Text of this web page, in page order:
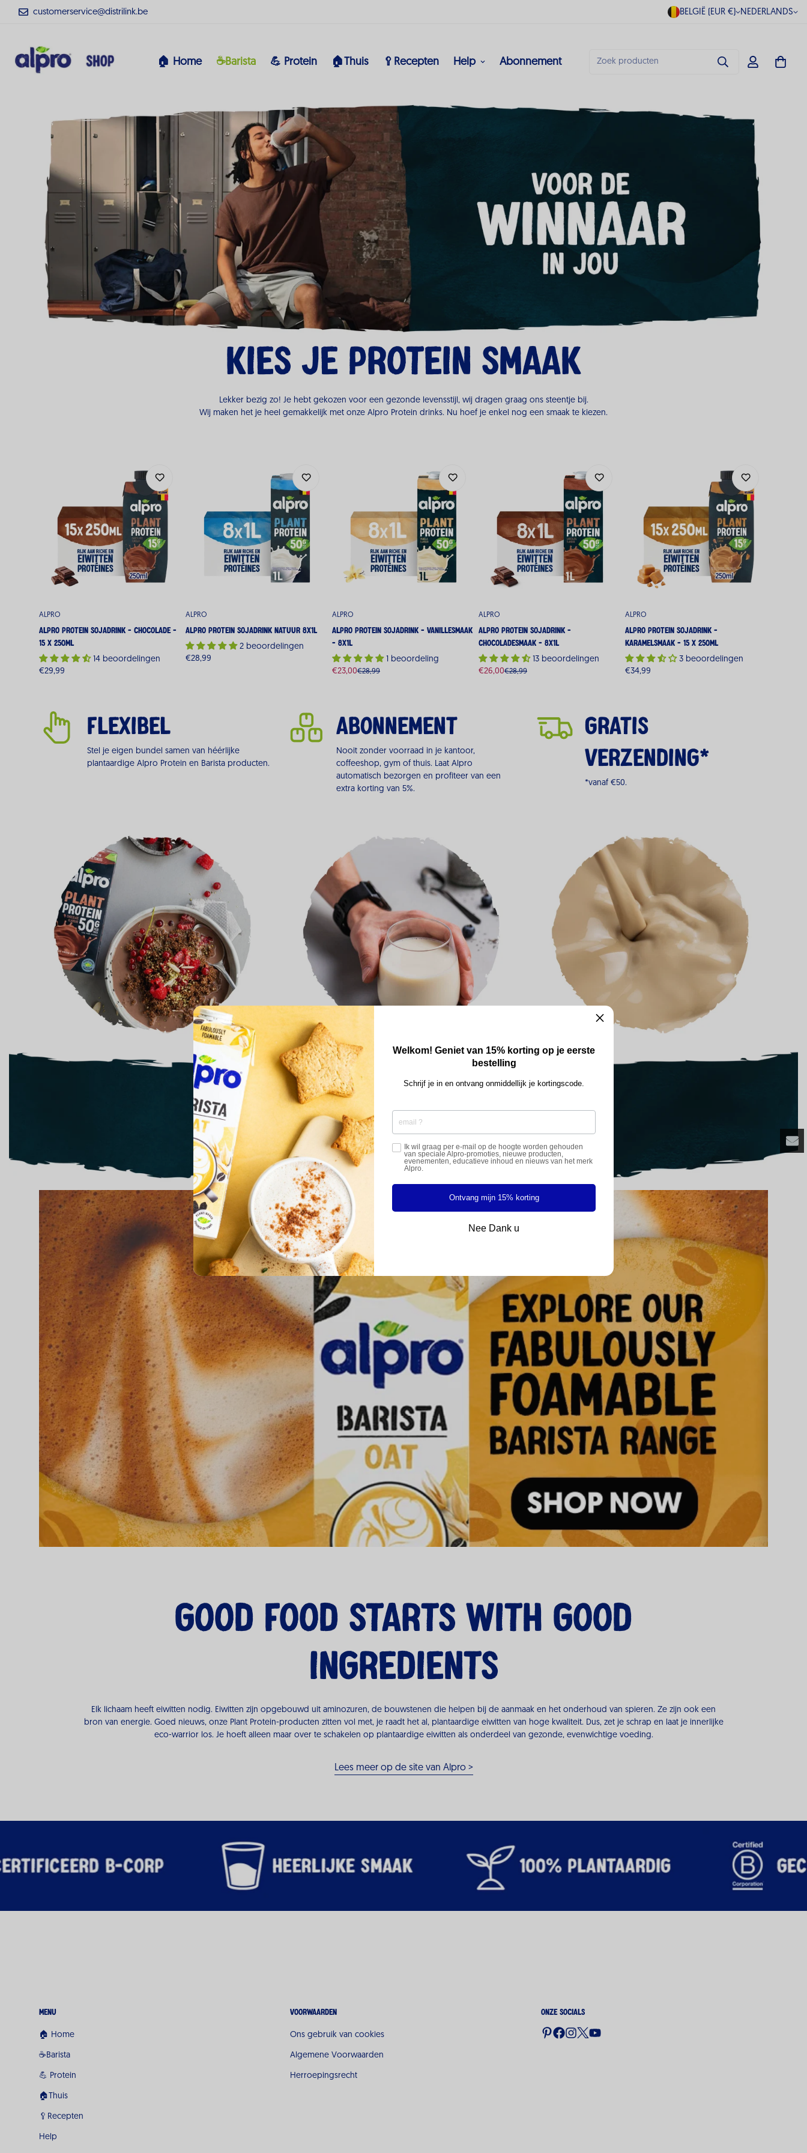
customerservice@distrilink.be BELGIË (EUR €) NEDERLANDS
🏠 Home ☕Barista 💪 Protein 🏠Thuis 🥄Recepten Help Abonnement Zoek producten
Kies je protein smaak
Lekker bezig zo! Je hebt gekozen voor een gezonde levensstijl, wij dragen graag ons steentje bij.
Wij maken het je heel gemakkelijk met onze Alpro Protein drinks. Nu hoef je enkel nog een smaak te kiezen.
ALPRO
Alpro Protein Sojadrink - Chocolade -
15 x 250ML
14 beoordelingen
Normale
€29,99
ALPRO
Alpro Protein Sojadrink Natuur 8x1L
2 beoordelingen
Normale
€28,99
ALPRO
Alpro Protein Sojadrink - Vanillesmaak
- 8x1L
1 beoordeling
Verkoopprijs
€23,00
Normale€28,99
ALPRO
Alpro Protein Sojadrink -
Chocoladesmaak - 8x1L
13 beoordelingen
Verkoopprijs
€26,00
Normale€28,99
ALPRO
Alpro Protein Sojadrink -
Karamelsmaak - 15 x 250ML
3 beoordelingen
Normale
€34,99
FLEXIBEL
Stel je eigen bundel samen van héérlijke
plantaardige Alpro Protein en Barista producten.
ABONNEMENT
Nooit zonder voorraad in je kantoor,
coffeeshop, gym of thuis. Laat Alpro
automatisch bezorgen en profiteer van een
extra korting van 5%.
GRATIS
VERZENDING*
*vanaf €50.
GOOD FOOD STARTS WITH GOOD
INGREDIENTS
Elk lichaam heeft eiwitten nodig. Eiwitten zijn opgebouwd uit aminozuren, de bouwstenen die helpen bij de aanmaak en het onderhoud van spieren. Ze zijn ook een
bron van energie. Goed nieuws, onze Plant Protein-producten zitten vol met, je raadt het al, plantaardige eiwitten van hoge kwaliteit. Dus, zet je schrap en laat je innerlijke
eco-warrior los. Je hoeft alleen maar over te schakelen op plantaardige eiwitten als onderdeel van gezonde, evenwichtige voeding.
Lees meer op de site van Alpro >
Menu
🏠 Home
☕Barista
💪 Protein
🏠Thuis
🥄Recepten
Help
Voorwaarden
Ons gebruik van cookies
Algemene Voorwaarden
Herroepingsrecht
Onze socials
Welkom! Geniet van 15% korting op je eerste
bestelling
Schrijf je in en ontvang onmiddellijk je kortingscode.
Ik wil graag per e-mail op de hoogte worden gehouden
van speciale Alpro-promoties, nieuwe producten,
evenementen, educatieve inhoud en nieuws van het merk
Alpro.
Ontvang mijn 15% korting
Nee Dank u